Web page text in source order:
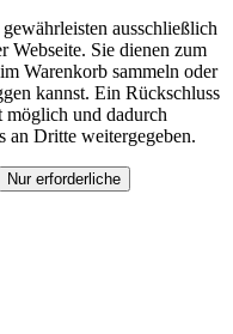
ausschließlich
Webseite. Sie dienen zum
Warenkorb sammeln oder
kannst. Ein Rückschluss
möglich und dadurch
an Dritte weitergegeben.
Nur erforderliche